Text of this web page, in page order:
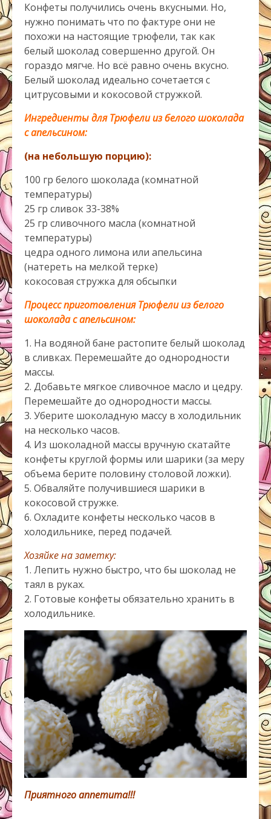
Конфеты получились очень вкусными. Но,
нужно понимать что по фактуре они не
похожи на настоящие трюфели, так как
белый шоколад совершенно другой. Он
гораздо мягче. Но всё равно очень вкусно.
Белый шоколад идеально сочетается с
цитрусовыми и кокосовой стружкой.
Ингредиенты для Трюфели из белого шоколада
с апельсином:
(на небольшую порцию):
100 гр белого шоколада (комнатной
температуры)
25 гр сливок 33-38%
25 гр сливочного масла (комнатной
температуры)
цедра одного лимона или апельсина
(натереть на мелкой терке)
кокосовая стружка для обсыпки
Процесс приготовления Трюфели из белого
шоколада с апельсином:
1. На водяной бане растопите белый шоколад
в сливках. Перемешайте до однородности
массы.
2. Добавьте мягкое сливочное масло и цедру.
Перемешайте до однородности массы.
3. Уберите шоколадную массу в холодильник
на несколько часов.
4. Из шоколадной массы вручную скатайте
конфеты круглой формы или шарики (за меру
объема берите половину столовой ложки).
5. Обваляйте получившиеся шарики в
кокосовой стружке.
6. Охладите конфеты несколько часов в
холодильнике, перед подачей.
Хозяйке на заметку:
1. Лепить нужно быстро, что бы шоколад не
таял в руках.
2. Готовые конфеты обязательно хранить в
холодильнике.
Приятного аппетита!!!